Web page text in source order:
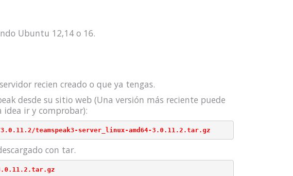
Ubuntu 12,14 o 16.
recien creado o que ya tengas.
desde su sitio web (Una versión más reciente puede
idea ir y comprobar):
con tar.